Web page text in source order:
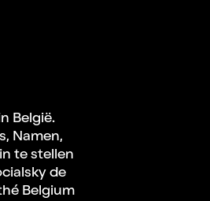
België.
Namen,
te stellen
de
Belgium